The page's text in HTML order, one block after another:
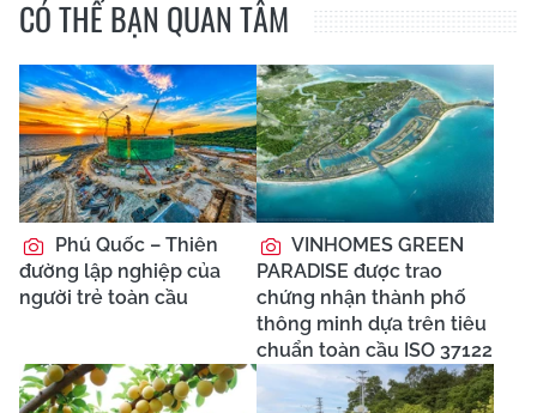
CÓ THỂ BẠN QUAN TÂM
Phú Quốc – Thiên
đường lập nghiệp của
người trẻ toàn cầu
VINHOMES GREEN
PARADISE được trao
chứng nhận thành phố
thông minh dựa trên tiêu
chuẩn toàn cầu ISO 37122